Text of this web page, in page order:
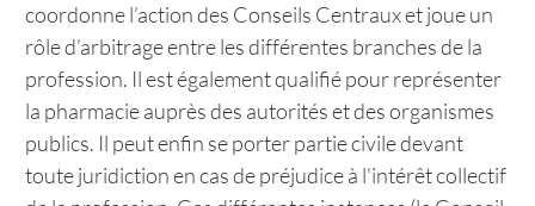
coordonne l’action des Conseils Centraux et joue un
rôle d’arbitrage entre les différentes branches de la
profession. Il est également qualifié pour représenter
la pharmacie auprès des autorités et des organismes
publics. Il peut enfin se porter partie civile devant
toute juridiction en cas de préjudice à l'intérêt collectif